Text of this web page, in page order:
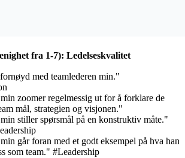
fra 1-7): Ledelseskvalitet
med teamlederen min."
zoomer regelmessig ut for å forklare de
mål, strategien og visjonen."
stiller spørsmål på en konstruktiv måte."
går foran med et godt eksempel på hva han
som team." #Leadership